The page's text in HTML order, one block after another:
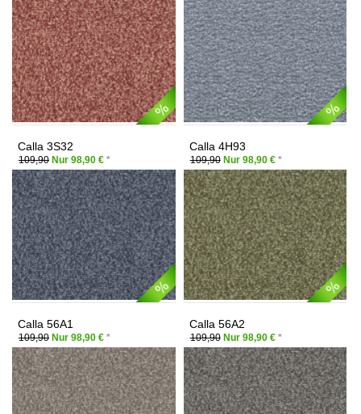
Calla 3S32
109,90 Nur 98,90 € *
Calla 4H93
109,90Nur 98,90 € *
Calla 56A1
109,90 Nur 98,90 € *
Calla 56A2
109,90Nur 98,90 € *